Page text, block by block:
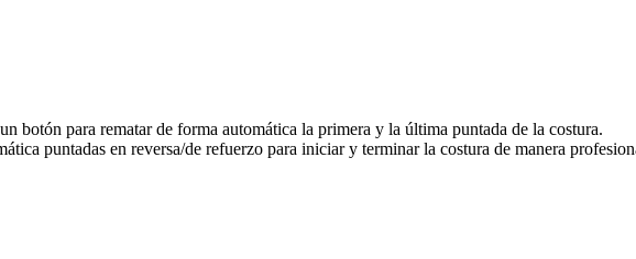
botón para rematar de forma automática la primera y la última puntada de la costura.
puntadas en reversa/de refuerzo para iniciar y terminar la costura de manera